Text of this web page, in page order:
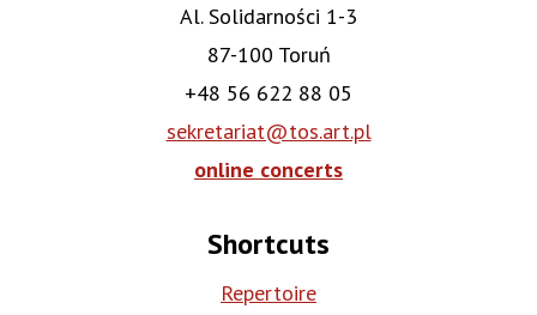
Al. Solidarności 1-3
87-100 Toruń
+48 56 622 88 05
sekretariat@tos.art.pl
online concerts
Shortcuts
Repertoire